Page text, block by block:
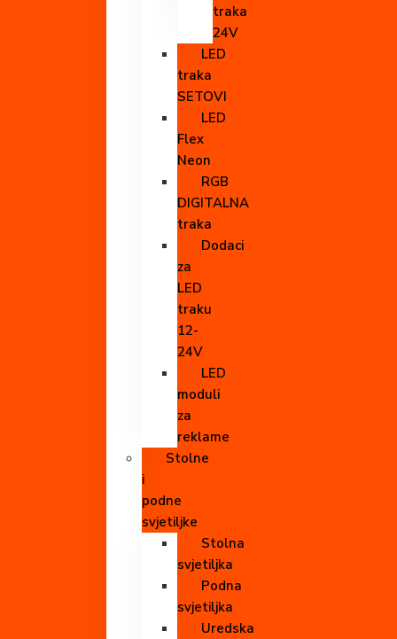
traka
24V
LED
traka
SETOVI
LED
Flex
Neon
RGB
DIGITALNA
traka
Dodaci
za
LED
traku
12-
24V
LED
moduli
za
reklame
Stolne
i
podne
svjetiljke
Stolna
svjetiljka
Podna
svjetiljka
Uredska